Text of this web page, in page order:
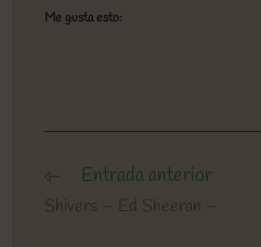
Me gusta esto:
Leer
más
artículos
Entrada anterior
Shivers – Ed Sheeran –